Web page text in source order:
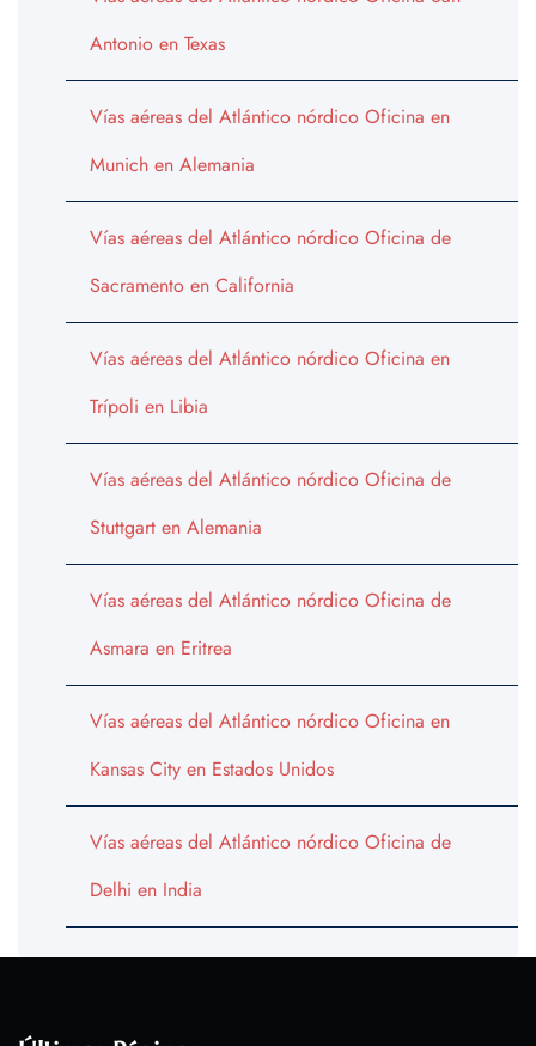
Antonio en Texas
Vías aéreas del Atlántico nórdico Oficina en
Munich en Alemania
Vías aéreas del Atlántico nórdico Oficina de
Sacramento en California
Vías aéreas del Atlántico nórdico Oficina en
Trípoli en Libia
Vías aéreas del Atlántico nórdico Oficina de
Stuttgart en Alemania
Vías aéreas del Atlántico nórdico Oficina de
Asmara en Eritrea
Vías aéreas del Atlántico nórdico Oficina en
Kansas City en Estados Unidos
Vías aéreas del Atlántico nórdico Oficina de
Delhi en India